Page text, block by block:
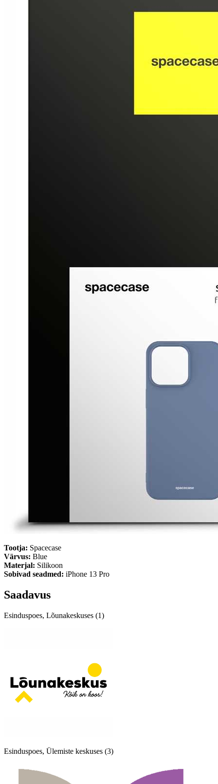
Tootja: Spacecase
Värvus: Blue
Materjal: Silikoon
Sobivad seadmed: iPhone 13 Pro
Saadavus
Esinduspoes, Lõunakeskuses (1)
Esinduspoes, Ülemiste keskuses (3)